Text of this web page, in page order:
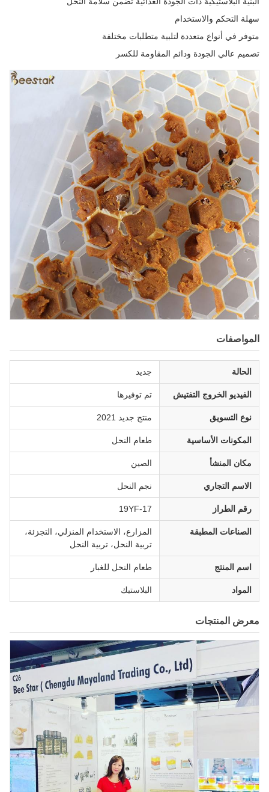
سهلة التحكم والاستخدام
متوفر في أنواع متعددة لتلبية متطلبات مختلفة
تصميم عالي الجودة ودائم المقاومة للكسر
المواصفات
الحالة جديد
الفيديو الخروج التفتيش تم توفيرها
نوع التسويق منتج جديد 2021
المكونات الأساسية طعام النحل
مكان المنشأ الصين
الاسم التجاري نجم النحل
رقم الطراز 19YF-17
الصناعات المطبقة
المزارع، الاستخدام المنزلي، التجزئة،
تربية النحل، تربية النحل
اسم المنتج طعام النحل للغبار
المواد البلاستيك
معرض المنتجات